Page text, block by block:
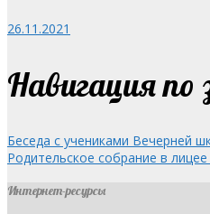
26.11.2021
Навигация по
Беседа с учениками Вечерней
Родительское собрание в
Интернет-ресурсы